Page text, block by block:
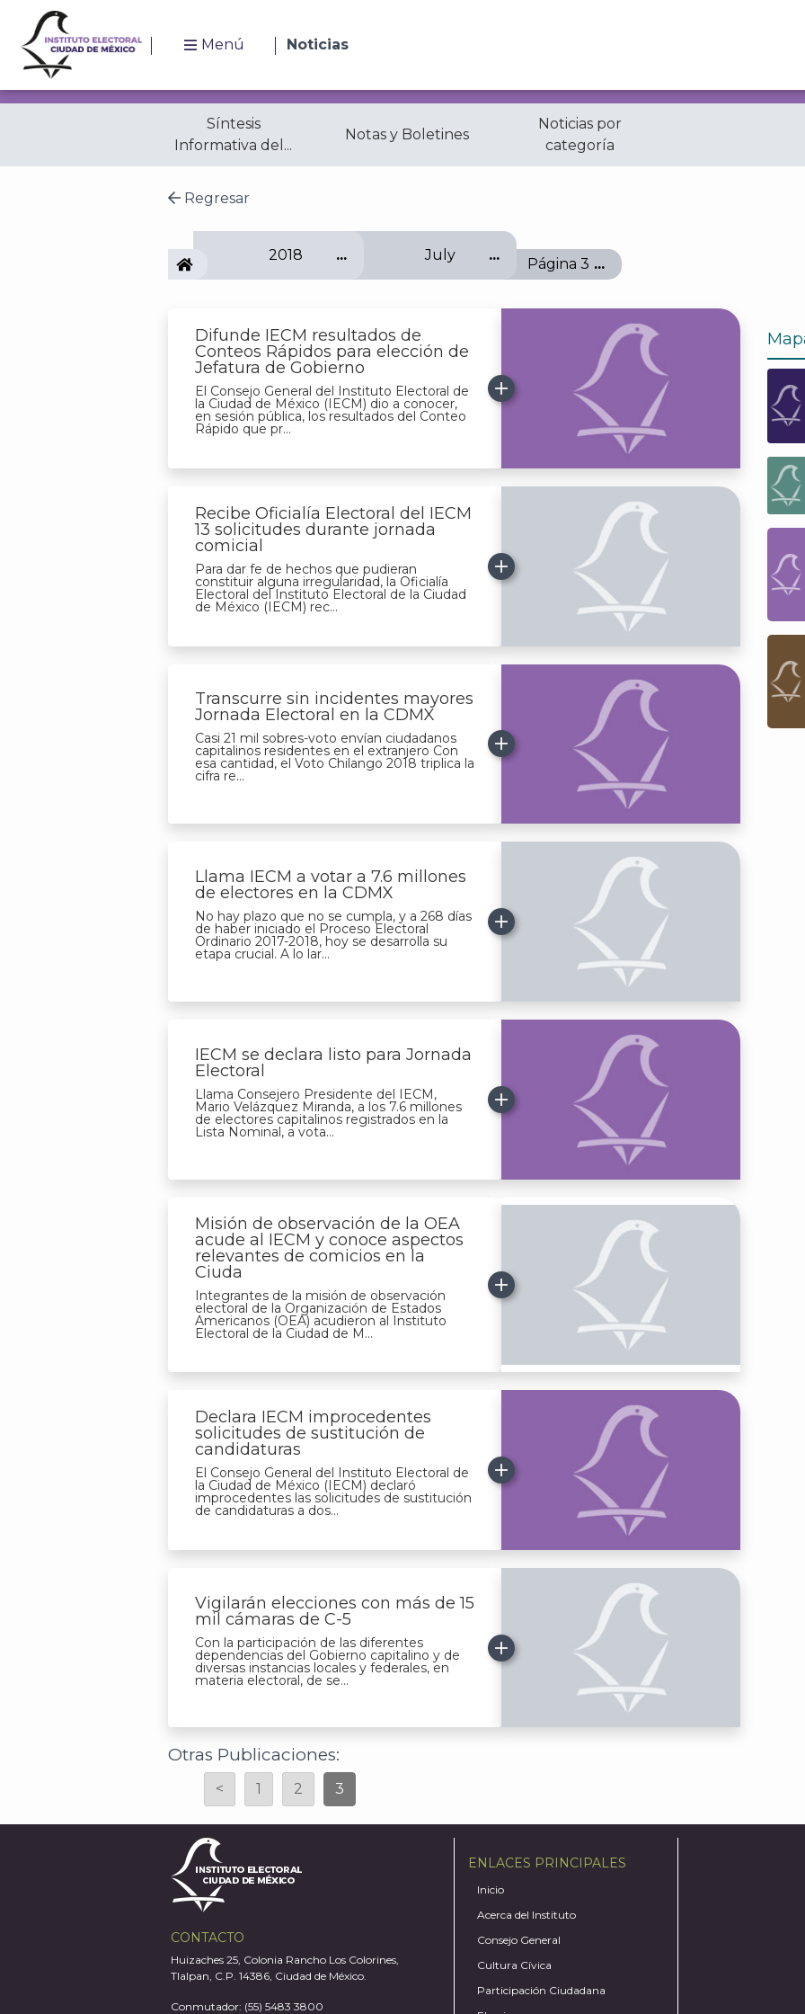
Menú Noticias
Síntesis
Informativa del...
Notas y Boletines
Noticias por
categoría
Regresar
2018 July
Página 3
Difunde IECM resultados de
Conteos Rápidos para elección de
Jefatura de Gobierno
El Consejo General del Instituto Electoral de
la Ciudad de México (IECM) dio a conocer,
en sesión pública, los resultados del Conteo
Rápido que pr...
Recibe Oficialía Electoral del IECM
13 solicitudes durante jornada
comicial
Para dar fe de hechos que pudieran
constituir alguna irregularidad, la Oficialía
Electoral del Instituto Electoral de la Ciudad
de México (IECM) rec...
Transcurre sin incidentes mayores
Jornada Electoral en la CDMX
Casi 21 mil sobres-voto envían ciudadanos
capitalinos residentes en el extranjero Con
esa cantidad, el Voto Chilango 2018 triplica la
cifra re...
Llama IECM a votar a 7.6 millones
de electores en la CDMX
No hay plazo que no se cumpla, y a 268 días
de haber iniciado el Proceso Electoral
Ordinario 2017-2018, hoy se desarrolla su
etapa crucial. A lo lar...
IECM se declara listo para Jornada
Electoral
Llama Consejero Presidente del IECM,
Mario Velázquez Miranda, a los 7.6 millones
de electores capitalinos registrados en la
Lista Nominal, a vota...
Misión de observación de la OEA
acude al IECM y conoce aspectos
relevantes de comicios en la
Ciuda
Integrantes de la misión de observación
electoral de la Organización de Estados
Americanos (OEA) acudieron al Instituto
Electoral de la Ciudad de M...
Declara IECM improcedentes
solicitudes de sustitución de
candidaturas
El Consejo General del Instituto Electoral de
la Ciudad de México (IECM) declaró
improcedentes las solicitudes de sustitución
de candidaturas a dos...
Vigilarán elecciones con más de 15
mil cámaras de C-5
Con la participación de las diferentes
dependencias del Gobierno capitalino y de
diversas instancias locales y federales, en
materia electoral, de se...
Otras Publicaciones:
< 1 2 3
CONTACTO
Huizaches 25, Colonia Rancho Los Colorines,
Tlalpan, C.P. 14386, Ciudad de México.
Conmutador: (55) 5483 3800
ENLACES PRINCIPALES
Inicio
Acerca del Instituto
Consejo General
Cultura Cívica
Participación Ciudadana